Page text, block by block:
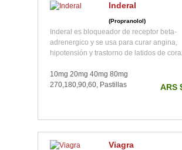
Inderal
(Propranolol)
Inderal es bloqueador de receptor beta-
adrenergico y se usa para curar angina,
hipotensión y trastorno de latidos de
10mg 20mg 40mg 80mg
270,180,90,60, Pastillas
ARS
Viagra